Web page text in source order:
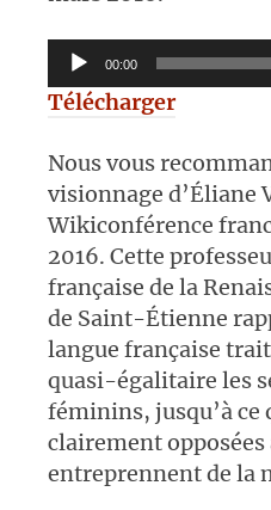
Lecteur
audio
00:00
Télécharger
Nous vous
visionnage d’Éliane
Wikiconférence
2016. Cette
française de la
de Saint-Étienne
langue française
quasi-égalitaire les
féminins, jusqu’à ce
clairement opposées
entreprennent de la